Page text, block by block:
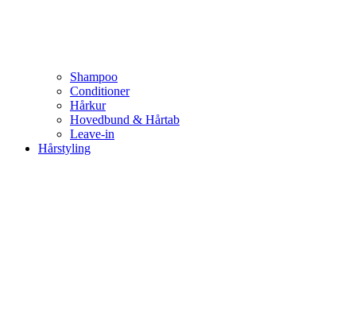
Shampoo
Conditioner
Hårkur
Hovedbund & Hårtab
Leave-in
Hårstyling